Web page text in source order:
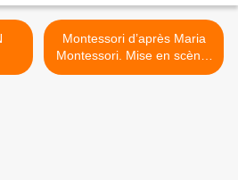
Montessori d’après Maria
Montessori. Mise en scène,
décor et lumières Charles